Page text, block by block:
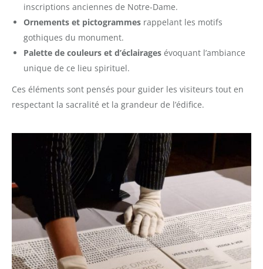
inscriptions anciennes de Notre-Dame.
Ornements et pictogrammes rappelant les motifs
gothiques du monument.
Palette de couleurs et d’éclairages évoquant l’ambiance
unique de ce lieu spirituel.
Ces éléments sont pensés pour guider les visiteurs tout en
respectant la sacralité et la grandeur de l’édifice.